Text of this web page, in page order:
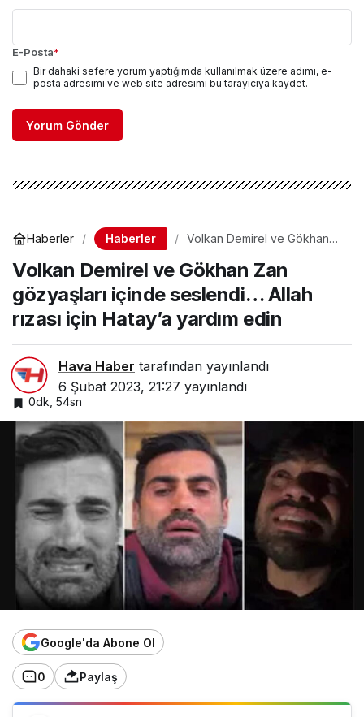
E-Posta*
Bir dahaki sefere yorum yaptığımda kullanılmak üzere adımı, e-
posta adresimi ve web site adresimi bu tarayıcıya kaydet.
Yorum Gönder
Haberler Haberler
Volkan Demirel ve Gökhan
seslendi… Allah rızası için
Hatay’a yardım edin
Volkan Demirel ve Gökhan Zan
gözyaşları içinde seslendi… Allah
rızası için Hatay’a yardım edin
Hava Haber tarafından yayınlandı
6 Şubat 2023, 21:27 yayınlandı
0dk, 54sn
Google'da Abone Ol
0 Paylaş